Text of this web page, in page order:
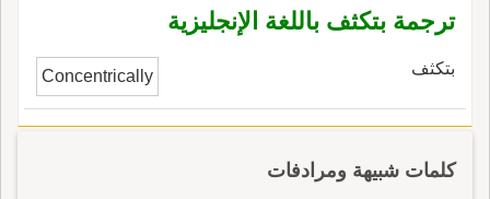
ترجمة بتكثف باللغة الإنجليزية
بتكثف Concentrically
كلمات شبيهة ومرادفات